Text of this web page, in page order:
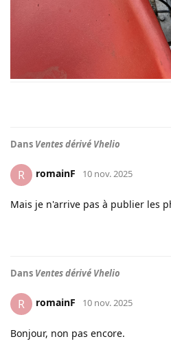
Dans Ventes dérivé Vhelio
R romainF 10 nov. 2025
Mais je n'arrive pas à publier les
Dans Ventes dérivé Vhelio
R romainF 10 nov. 2025
Bonjour, non pas encore.